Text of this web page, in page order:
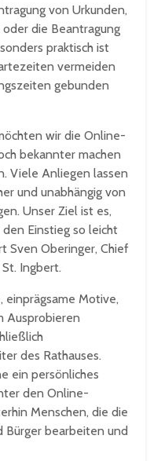
von Urkunden,
die Beantragung
praktisch ist
vermeiden
gebunden
wir die Online-
bekannter machen
Viele Anliegen lassen
und unabhängig von
Unser Ziel ist es,
Einstieg so leicht
Sven Oberinger, Chief
Ingbert.
einprägsame Motive,
Ausprobieren
des Rathauses.
ein persönliches
den Online-
Menschen, die die
Bürger bearbeiten und